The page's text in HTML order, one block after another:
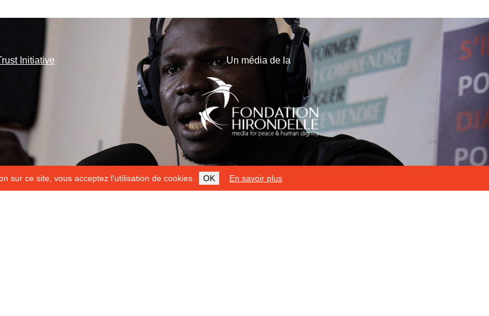
sur ce site, vous acceptez l'utilisation de cookies. OK En savoir plus
Initiative Un média de la
ILS NOUS SOUTIENNENT